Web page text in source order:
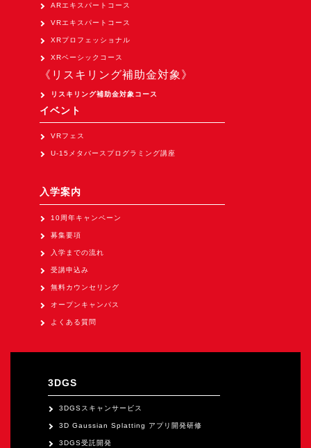
>XR Museum『Artlogue』開発中
Unity研修
Apple Vision Pro アプリ開発研修
HoloLens 2 アプリ開発研修
XRビジネスフォーラム
TOKYO DIGICONX2026
（1/8～10東京ビッグサイト）に出展。
オートモーティブワールド2026
（1/21～23東京ビッグサイト）に出展。
（5/27～28 秋葉原UDX）に出展。
《求人》
オープンキャンパス
ARエキスパートコース
VRエキスパートコース
XRプロフェッショナル
XRベーシックコース
《リスキリング補助金対象》
リスキリング補助金対象コース
イベント
VRフェス
U-15メタバースプログラミング講座
入学案内
10周年キャンペーン
募集要項
入学までの流れ
受講申込み
無料カウンセリング
オープンキャンパス
よくある質問
3DGS
3DGSスキャンサービス
3D Gaussian Splatting アプリ開発研修
3DGS受託開発